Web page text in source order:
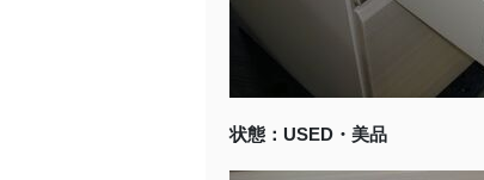
状態：USED・美品